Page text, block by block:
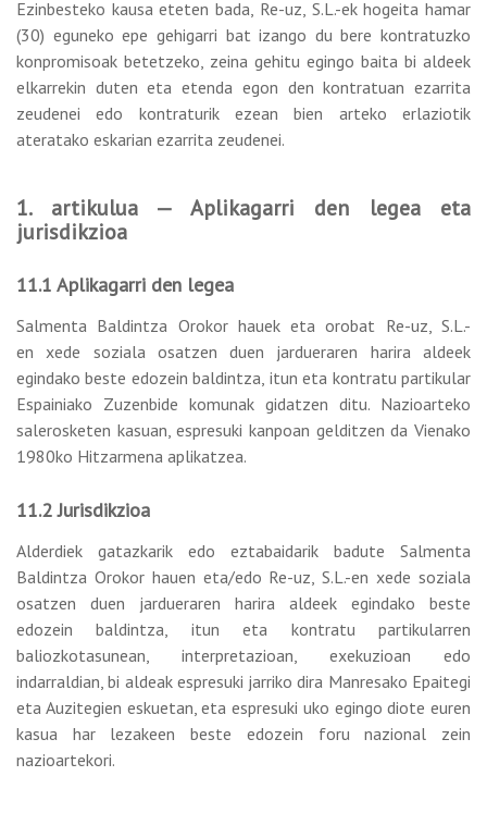
Ezinbesteko kausa eteten bada, Re-uz, S.L.-ek hogeita hamar
(30) eguneko epe gehigarri bat izango du bere kontratuzko
konpromisoak betetzeko, zeina gehitu egingo baita bi aldeek
elkarrekin duten eta etenda egon den kontratuan ezarrita
zeudenei edo kontraturik ezean bien arteko erlaziotik
ateratako eskarian ezarrita zeudenei.
1. artikulua — Aplikagarri den legea eta
jurisdikzioa
11.1 Aplikagarri den legea
Salmenta Baldintza Orokor hauek eta orobat Re-uz, S.L.-
en xede soziala osatzen duen jardueraren harira aldeek
egindako beste edozein baldintza, itun eta kontratu partikular
Espainiako Zuzenbide komunak gidatzen ditu. Nazioarteko
salerosketen kasuan, espresuki kanpoan gelditzen da Vienako
1980ko Hitzarmena aplikatzea.
11.2 Jurisdikzioa
Alderdiek gatazkarik edo eztabaidarik badute Salmenta
Baldintza Orokor hauen eta/edo Re-uz, S.L.-en xede soziala
osatzen duen jardueraren harira aldeek egindako beste
edozein baldintza, itun eta kontratu partikularren
baliozkotasunean, interpretazioan, exekuzioan edo
indarraldian, bi aldeak espresuki jarriko dira Manresako Epaitegi
eta Auzitegien eskuetan, eta espresuki uko egingo diote euren
kasua har lezakeen beste edozein foru nazional zein
nazioartekori.